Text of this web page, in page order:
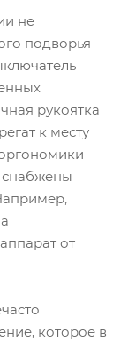
не
подворья
рукоятка
к месту
снабжены
от
которое в